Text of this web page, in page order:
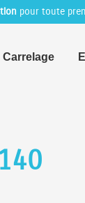
pour toute
Carrelage